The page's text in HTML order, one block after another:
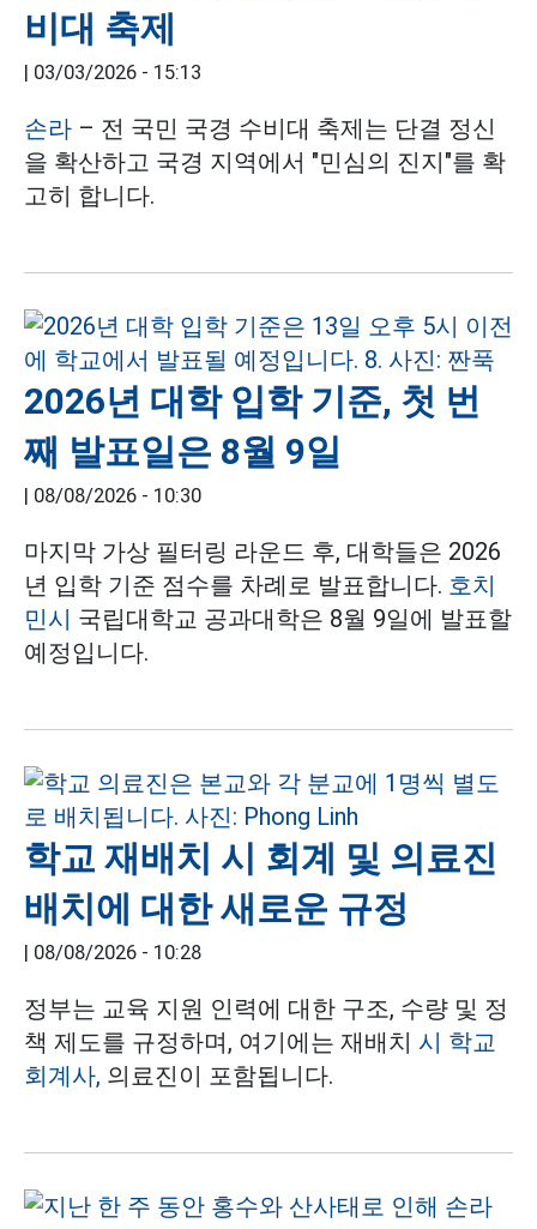
비대 축제
| 03/03/2026 - 15:13
손라 – 전 국민 국경 수비대 축제는 단결 정신
을 확산하고 국경 지역에서 "민심의 진지"를 확
고히 합니다.
2026년 대학 입학 기준, 첫 번
째 발표일은 8월 9일
| 08/08/2026 - 10:30
마지막 가상 필터링 라운드 후, 대학들은 2026
년 입학 기준 점수를 차례로 발표합니다. 호치
민시 국립대학교 공과대학은 8월 9일에 발표할
예정입니다.
학교 재배치 시 회계 및 의료진
배치에 대한 새로운 규정
| 08/08/2026 - 10:28
정부는 교육 지원 인력에 대한 구조, 수량 및 정
책 제도를 규정하며, 여기에는 재배치 시 학교
회계사, 의료진이 포함됩니다.